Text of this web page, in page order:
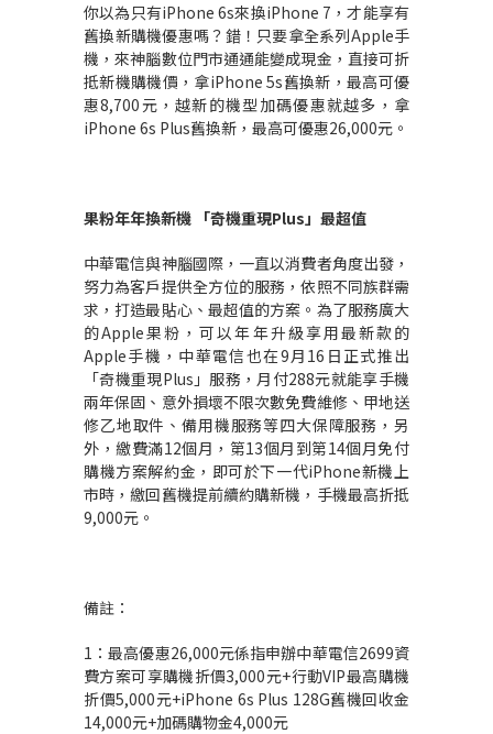
你以為只有iPhone 6s來換iPhone 7，才能享有
舊換新購機優惠嗎？錯！只要拿全系列Apple手
機，來神腦數位門市通通能變成現金，直接可折
抵新機購機價，拿iPhone 5s舊換新，最高可優
惠8,700元，越新的機型加碼優惠就越多，拿
iPhone 6s Plus舊換新，最高可優惠26,000元。
果粉年年換新機 「奇機重現Plus」最超值
中華電信與神腦國際，一直以消費者角度出發，
努力為客戶提供全方位的服務，依照不同族群需
求，打造最貼心、最超值的方案。為了服務廣大
的Apple果粉，可以年年升級享用最新款的
Apple手機，中華電信也在9月16日正式推出
「奇機重現Plus」服務，月付288元就能享手機
兩年保固、意外損壞不限次數免費維修、甲地送
修乙地取件、備用機服務等四大保障服務，另
外，繳費滿12個月，第13個月到第14個月免付
購機方案解約金，即可於下一代iPhone新機上
市時，繳回舊機提前續約購新機，手機最高折抵
9,000元。
備註：
1：最高優惠26,000元係指申辦中華電信2699資
費方案可享購機折價3,000元+行動VIP最高購機
折價5,000元+iPhone 6s Plus 128G舊機回收金
14,000元+加碼購物金4,000元